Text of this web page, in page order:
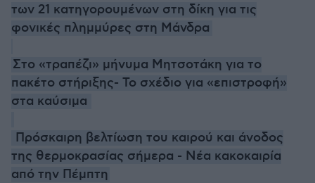
των 21 κατηγορουμένων στη δίκη για τις
φονικές πλημμύρες στη Μάνδρα
Στο «τραπέζι» μήνυμα Μητσοτάκη για το
πακέτο στήριξης- Το σχέδιο για «επιστροφή»
στα καύσιμα
Πρόσκαιρη βελτίωση του καιρού και άνοδος
της θερμοκρασίας σήμερα - Νέα κακοκαιρία
από την Πέμπτη